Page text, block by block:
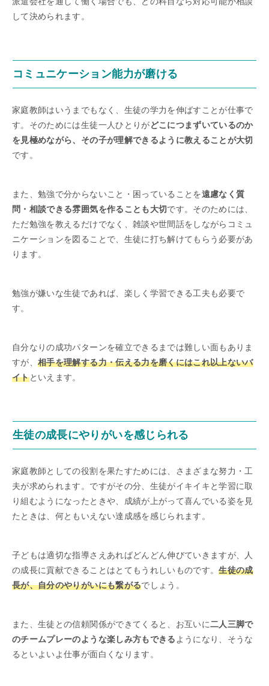
して決められます。
コミュニケーション能力が磨ける
家庭教師はいうまでもなく、生徒の学力を伸ばすことが仕事で
す。そのためには生徒一人ひとりがどこにつまずいているのか
を見極めながら、その子が理解できるように教えることが大切
です。
また、勉強で分からないこと・困っていることを遠慮なく質
問・相談できる雰囲気を作ることも大切です。そのためには、
ただ勉強を教えるだけでなく、雑談や世間話をしながらコミュ
ニケーションを図ることで、生徒に打ち解けてもらう必要があ
ります。
勉強が嫌いな生徒であれば、楽しく学習できる工夫も必要で
す。
自分なりの成功パターンを確立できるまでは難しい面もありま
すが、相手を理解する力・伝える力を磨くにはこれ以上ないバ
イトといえます。
生徒の成長にやりがいを感じられる
家庭教師としての役割を果たすためには、さまざまな努力・工
夫が求められます。ですがその分、生徒がイキイキと学習に取
り組むようになったときや、成績が上がって喜んでいる姿を見
たときは、何ともいえない達成感を感じられます。
子どもは適切な指導さえあればどんどん伸びていきますが、人
の成長に貢献できることはとてもうれしいものです。生徒の成
長が、自分のやりがいにも繋がるでしょう。
また、生徒との信頼関係ができてくると、お互いに二人三脚で
のチームプレーのような楽しみ方もできる ようになり、そうな
るといよいよ仕事が面白くなります。